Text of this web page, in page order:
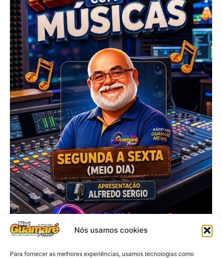
Nós usamos cookies
Para fornecer as melhores experiências, usamos tecnologias como